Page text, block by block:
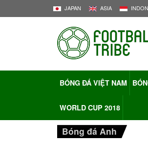
JAPAN ASIA
BÓNG ĐÁ VIỆT NAM
WORLD CUP 2018
Bóng đá Anh